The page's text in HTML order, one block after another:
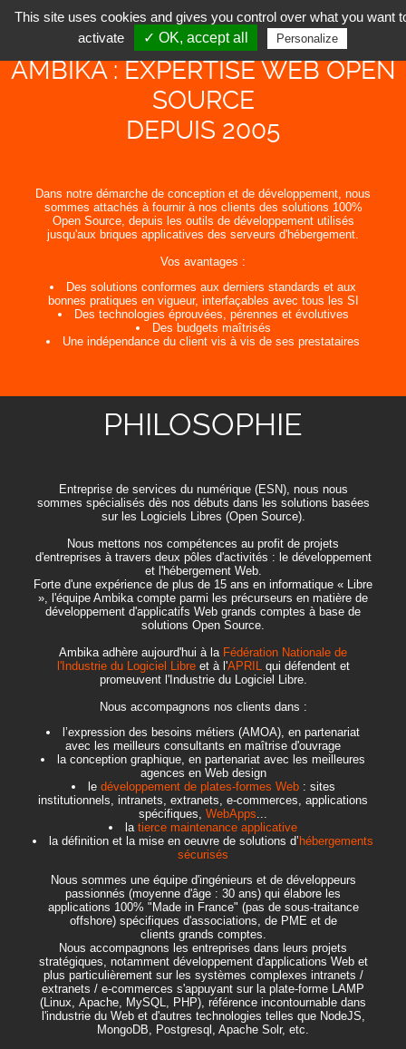
AMBIKA : EXPERTISE WEB OPEN
SOURCE
DEPUIS 2005
Dans notre démarche de conception et de développement, nous
sommes attachés à fournir à nos clients des solutions 100%
Open Source, depuis les outils de développement utilisés
jusqu'aux briques applicatives des serveurs d'hébergement.
Vos avantages :
Des solutions conformes aux derniers standards et aux
bonnes pratiques en vigueur, interfaçables avec tous les SI
Des technologies éprouvées, pérennes et évolutives
Des budgets maîtrisés
Une indépendance du client vis à vis de ses prestataires
PHILOSOPHIE
Entreprise de services du numérique (ESN), nous nous
sommes spécialisés dès nos débuts dans les solutions basées
sur les Logiciels Libres (Open Source).
Nous mettons nos compétences au profit de projets
d'entreprises à travers deux pôles d'activités : le développement
et l'hébergement Web.
Forte d'une expérience de plus de 15 ans en informatique « Libre
», l'équipe Ambika compte parmi les précurseurs en matière de
développement d'applicatifs Web grands comptes à base de
solutions Open Source.
Ambika adhère aujourd'hui à la Fédération Nationale de
l'Industrie du Logiciel Libreet à l'APRILqui défendent et
promeuvent l'Industrie du Logiciel Libre.
Nous accompagnons nos clients dans :
l’expression des besoins métiers (AMOA), en partenariat
avec les meilleurs consultants en maîtrise d'ouvrage
la conception graphique, en partenariat avec les meilleures
agences en Web design
le développement de plates-formes Web: sites
institutionnels, intranets, extranets, e-commerces, applications
spécifiques, WebApps...
la tierce maintenance applicative
la définition et la mise en oeuvre de solutions d’ hébergements
sécurisés
Nous sommes une équipe d'ingénieurs et de développeurs
passionnés (moyenne d'âge : 30 ans) qui élabore les
applications 100% "Made in France" (pas de sous-traitance
offshore) spécifiques d'associations, de PME et de
clients grands comptes.
Nous accompagnons les entreprises dans leurs projets
stratégiques, notamment développement d'applications Web et
plus particulièrement sur les systèmes complexes intranets /
extranets / e-commerces s'appuyant sur la plate-forme LAMP
(Linux, Apache, MySQL, PHP), référence incontournable dans
l'industrie du Web et d'autres technologies telles que NodeJS,
MongoDB, Postgresql, Apache Solr, etc.
This site uses cookies and gives you control over what you want
activate
✓ OK, accept all Personalize